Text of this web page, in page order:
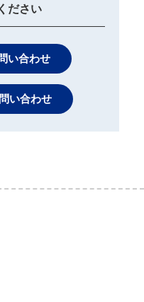
ださい
い合わせ
い合わせ